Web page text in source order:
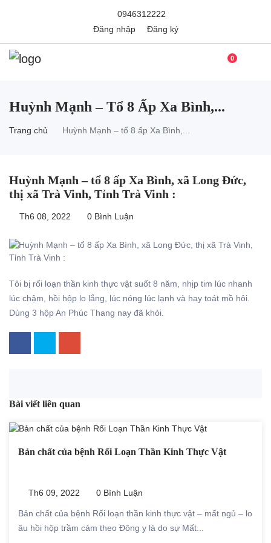
0946312222
Đăng nhập
Đăng ký
0
Huỳnh Mạnh – Tổ 8 Ấp Xa Bình,...
Trang chủ Huỳnh Mạnh – tổ 8 ấp Xa Bình,...
Huỳnh Mạnh – tổ 8 ấp Xa Bình, xã Long Đức,
thị xã Trà Vinh, Tỉnh Trà Vinh :
Th6 08, 2022 0 Bình Luận
Tôi bị rối loạn thần kinh thực vật suốt 8 năm, nhịp tim lúc
nhanh lúc chậm, hồi hộp lo lắng, lúc nóng lúc lạnh và hay
toát mồ hôi. Dùng 3 hộp An Phúc Thang nay đã khỏi.
Bài viết liên quan
Bản chất của bệnh Rối Loạn Thần Kinh Thực Vật
Th6 09, 2022
0 Bình Luận
Bản chất của bệnh Rối loạn thần kinh thực vật – mất
ngủ – lo âu hồi hộp trầm cảm theo Đông y là do sự